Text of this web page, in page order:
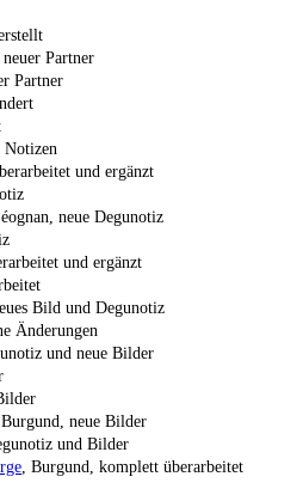
Partner
Partner
Notizen
und ergänzt
neue Degunotiz
und ergänzt
Bild und Degunotiz
Änderungen
und neue Bilder
neue Bilder
und Bilder
, Burgund, komplett überarbeitet